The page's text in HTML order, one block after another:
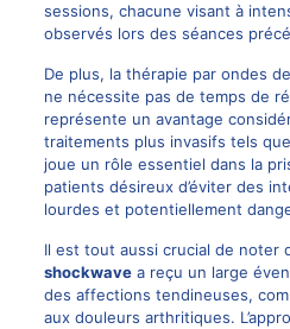
sessions, chacune visant à
observés lors des séances
De plus, la thérapie par ondes
ne nécessite pas de temps de
représente un avantage
traitements plus invasifs tels
joue un rôle essentiel dans la
patients désireux d’éviter des
lourdes et potentiellement
Il est tout aussi crucial de noter
shockwavea reçu un large
des affections tendineuses,
aux douleurs arthritiques.